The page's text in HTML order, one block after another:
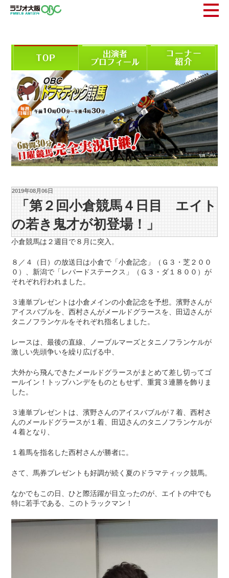
2019年08月06日
「第２回小倉競馬４日目 エイト
の若き鬼才が初登場！」
小倉競馬は２週目で８月に突入。
８／４（日）の放送日は小倉で「小倉記念」（Ｇ３・芝２００
０）、新潟で「レパードステークス」（Ｇ３・ダ１８００）が
それぞれ行われました。
３連単プレゼントは小倉メインの小倉記念を予想。濱野さんが
アイスバブルを、西村さんがメールドグラースを、田辺さんが
タニノフランケルをそれぞれ指名しました。
レースは、最後の直線、ノーブルマーズとタニノフランケルが
激しい先頭争いを繰り広げる中、
大外から飛んできたメールドグラースがまとめて差し切ってゴ
ールイン！トップハンデをものともせず、重賞３連勝を飾りま
した。
３連単プレゼントは、濱野さんのアイスバブルが７着、西村さ
んのメールドグラースが１着、田辺さんのタニノフランケルが
４着となり、
１着馬を指名した西村さんが勝者に。
さて、馬券プレゼントも好調が続く夏のドラマティック競馬。
なかでもこの日、ひと際活躍が目立ったのが、エイトの中でも
特に若手である、このトラックマン！